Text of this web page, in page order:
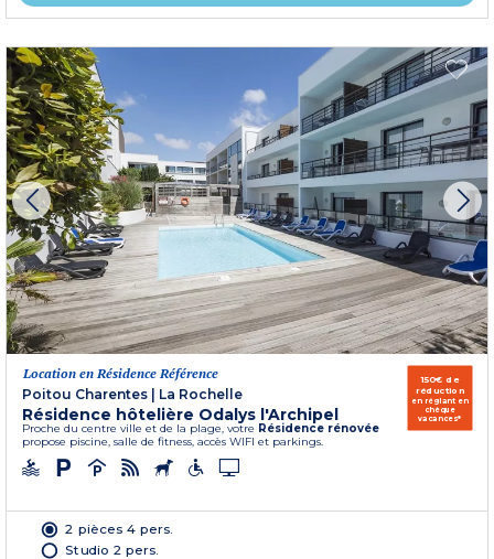
Location en Résidence Référence
Poitou Charentes
La Rochelle
Résidence hôtelière Odalys l'Archipel
Proche du centre ville et de la plage, votre Résidence rénovée
propose piscine, salle de fitness, accès WIFI et parkings.
150€ de
réduction
en réglant en
chèque
vacances*
2 pièces 4 pers.
Studio 2 pers.